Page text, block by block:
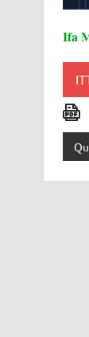
Ifa